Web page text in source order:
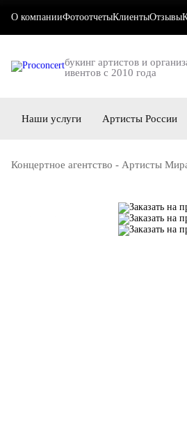
О компанииФотоотчетыКлиентыОтзывы
букинг артистов и
ивентов с 2010 года
Наши услуги Артисты России
Концертное агентство - Артисты